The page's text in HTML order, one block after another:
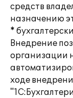
средств
назначению
*
Внедрение
организации
ходе